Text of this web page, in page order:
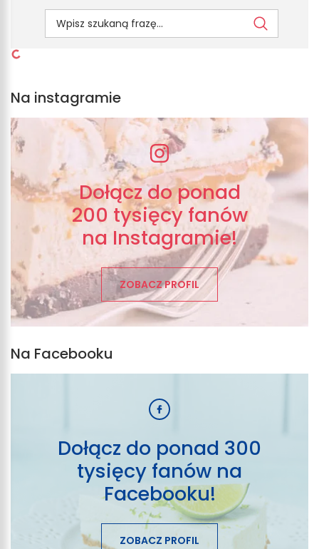
Na instagramie
Dołącz do ponad
200 tysięcy fanów
na Instagramie!
ZOBACZ PROFIL
Na Facebooku
Dołącz do ponad 300
tysięcy fanów na
Facebooku!
ZOBACZ PROFIL